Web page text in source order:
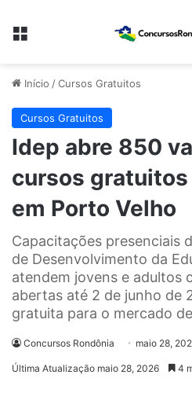
Menu
Início /Cursos Gratuitos
Cursos Gratuitos
Idep abre 850
cursos
em Porto Velho
Capacitações presenciais
de Desenvolvimento da
atendem jovens e adultos
abertas até 2 de junho de
gratuita para o mercado
Concursos Rondônia maio 28,
Última Atualização maio 28, 2026 4